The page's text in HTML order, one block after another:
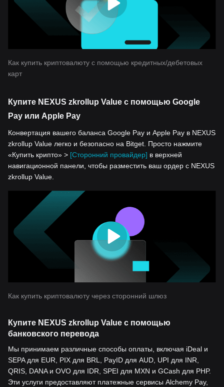
Как купить криптовалюту с помощью кредитных/дебетовых
карт
Купите NEXUS zkrollup Value с помощью Google
Pay или Apple Pay
Конвертация вашего баланса Google Pay и Apple Pay в NEXUS
zkrollup Value легко и безопасно на Bitget. Просто нажмите
«Купить крипто» > [Сторонний провайдер] в верхней
навигационной панели, чтобы разместить ваш ордер с NEXUS
zkrollup Value.
Как купить криптовалюту через сторонний шлюз
Купите NEXUS zkrollup Value с помощью
банковского перевода
Мы принимаем различные способы оплаты, включая iDeal и
SEPA для EUR, PIX для BRL, PayID для AUD, UPI для INR,
QRIS, DANA и OVO для IDR, SPEI для MXN и GCash для PHP.
Эти услуги предоставляют платежные сервисы Alchemy Pay,